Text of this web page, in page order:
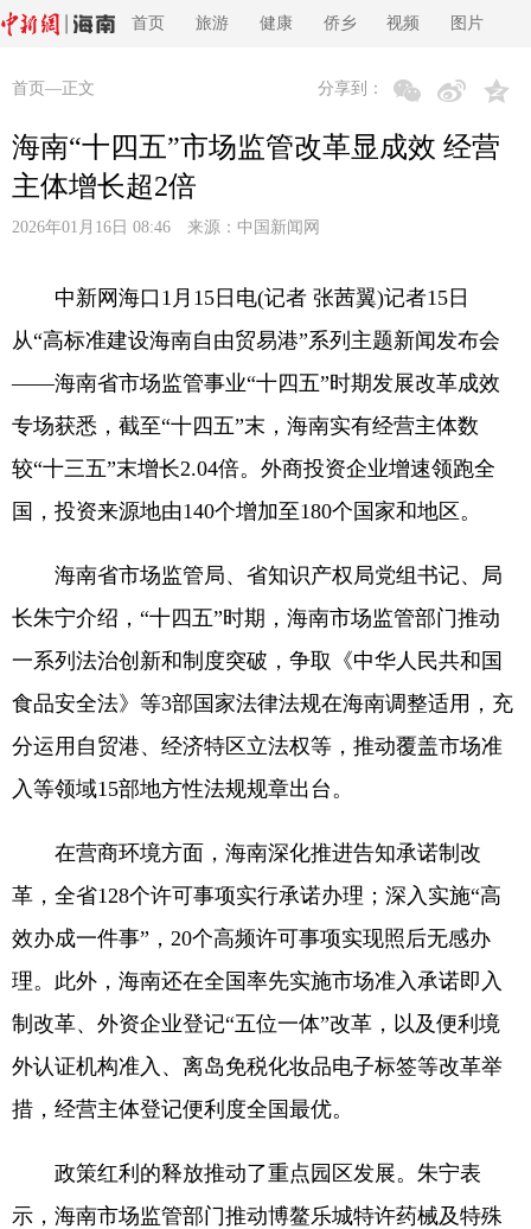
首页 旅游 健康 侨乡 视频 图片
首页 —正文 分享到：
海南“十四五”市场监管改革显成效 经营
主体增长超2倍
2026年01月16日 08:46 来源： 中国新闻网
中新网海口1月15日电(记者 张茜翼)记者15日
从“高标准建设海南自由贸易港”系列主题新闻发布会
——海南省市场监管事业“十四五”时期发展改革成效
专场获悉，截至“十四五”末，海南实有经营主体数
较“十三五”末增长2.04倍。外商投资企业增速领跑全
国，投资来源地由140个增加至180个国家和地区。
海南省市场监管局、省知识产权局党组书记、局
长朱宁介绍，“十四五”时期，海南市场监管部门推动
一系列法治创新和制度突破，争取《中华人民共和国
食品安全法》等3部国家法律法规在海南调整适用，充
分运用自贸港、经济特区立法权等，推动覆盖市场准
入等领域15部地方性法规规章出台。
在营商环境方面，海南深化推进告知承诺制改
革，全省128个许可事项实行承诺办理；深入实施“高
效办成一件事”，20个高频许可事项实现照后无感办
理。此外，海南还在全国率先实施市场准入承诺即入
制改革、外资企业登记“五位一体”改革，以及便利境
外认证机构准入、离岛免税化妆品电子标签等改革举
措，经营主体登记便利度全国最优。
政策红利的释放推动了重点园区发展。朱宁表
示，海南市场监管部门推动博鳌乐城特许药械及特殊